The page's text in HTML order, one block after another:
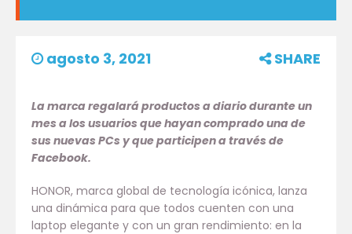
agosto 3, 2021 SHARE
La marca regalará productos a diario durante un
mes a los usuarios que hayan comprado una de
sus nuevas PCs y que participen a través de
Facebook.
HONOR, marca global de tecnología icónica, lanza
una dinámica para que todos cuenten con una
laptop elegante y con un gran rendimiento: en la